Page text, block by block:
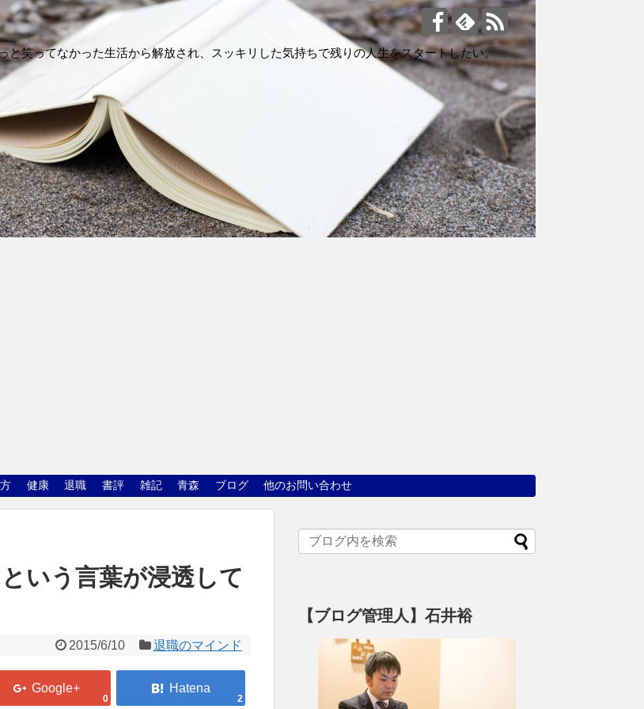
と笑ってなかった生活から解放され、スッキリした気持ちで残りの人生をスタートしたい。
健康 退職 書評 雑記 青森 ブログ 他のお問い合わせ
いう言葉が浸透して
2015/6/10 退職のマインド
0 2
【ブログ管理人】石井裕